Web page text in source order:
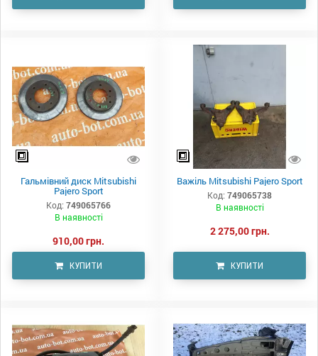
Гальмівний диск Mitsubishi
Pajero Sport
Код: 749065766
В наявності
910,00 грн.
КУПИТИ
Важіль Mitsubishi Pajero Sport
Код: 749065738
В наявності
2 275,00 грн.
КУПИТИ